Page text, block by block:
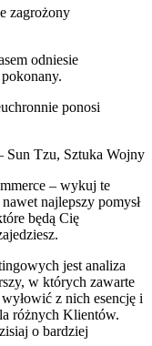
zagrożony
odniesie
ponosi
Sun Tzu, Sztuka Wojny
– wykuj te
najlepszy pomysł
będą Cię
jest analiza
w których zawarte
z nich esencję i
różnych Klientów.
o bardziej